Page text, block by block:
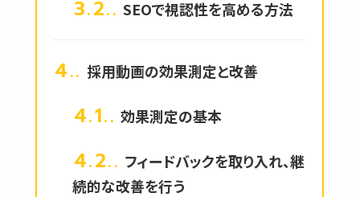
3.2. SEOで視認性を高める方法
4. 採用動画の効果測定と改善
4.1. 効果測定の基本
4.2.
フィードバックを取り入れ、継
続的な改善を行う